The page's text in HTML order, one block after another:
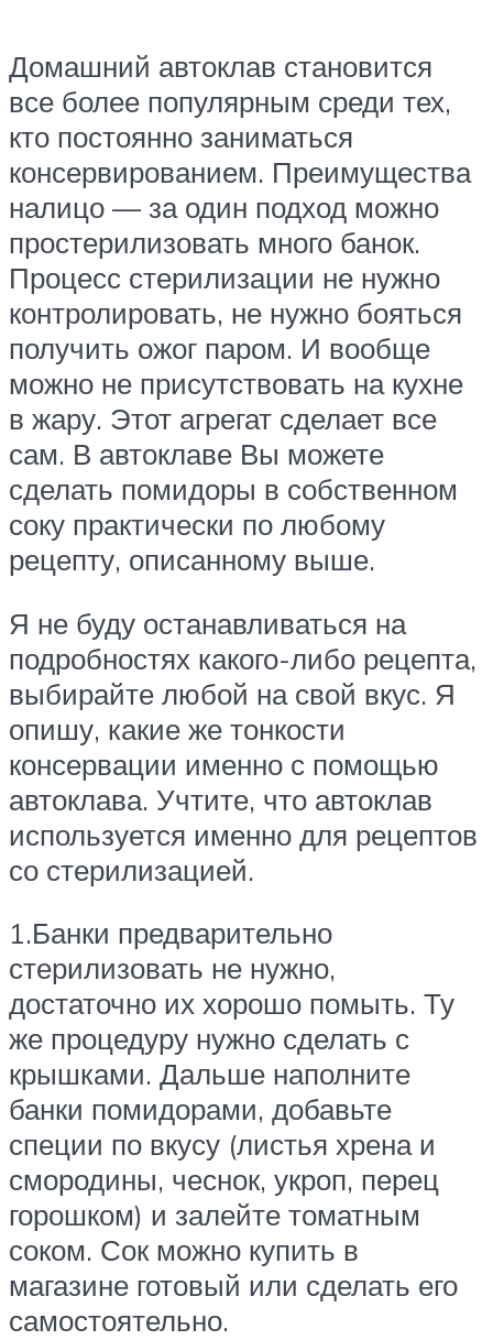
Домашний автоклав становится
все более популярным среди тех,
кто постоянно заниматься
консервированием. Преимущества
налицо — за один подход можно
простерилизовать много банок.
Процесс стерилизации не нужно
контролировать, не нужно бояться
получить ожог паром. И вообще
можно не присутствовать на кухне
в жару. Этот агрегат сделает все
сам. В автоклаве Вы можете
сделать помидоры в собственном
соку практически по любому
рецепту, описанному выше.
Я не буду останавливаться на
подробностях какого-либо рецепта,
выбирайте любой на свой вкус. Я
опишу, какие же тонкости
консервации именно с помощью
автоклава. Учтите, что автоклав
используется именно для рецептов
со стерилизацией.
1.Банки предварительно
стерилизовать не нужно,
достаточно их хорошо помыть. Ту
же процедуру нужно сделать с
крышками. Дальше наполните
банки помидорами, добавьте
специи по вкусу (листья хрена и
смородины, чеснок, укроп, перец
горошком) и залейте томатным
соком. Сок можно купить в
магазине готовый или сделать его
самостоятельно.